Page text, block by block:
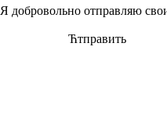
Я добровольно отправляю
Ћтправить